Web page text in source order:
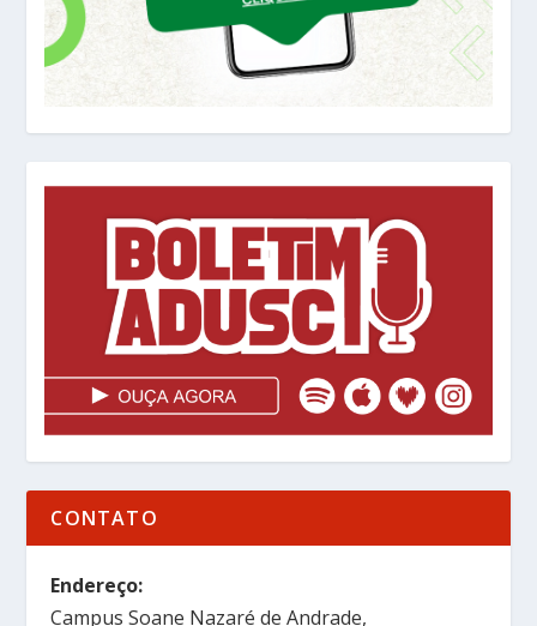
CONTATO
Endereço:
Campus Soane Nazaré de Andrade,